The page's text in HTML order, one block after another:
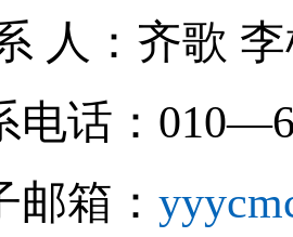
人：齐歌
话：
箱：